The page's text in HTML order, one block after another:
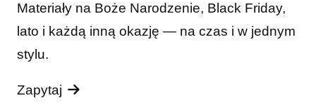
Materiały na Boże Narodzenie, Black Friday,
lato i każdą inną okazję — na czas i w jednym
stylu.
Zapytaj